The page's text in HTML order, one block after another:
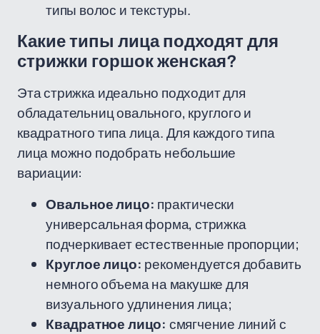
типы волос и текстуры.
Какие типы лица подходят для
стрижки горшок женская?
Эта стрижка идеально подходит для
обладательниц овального, круглого и
квадратного типа лица. Для каждого типа
лица можно подобрать небольшие
вариации:
Овальное лицо: практически
универсальная форма, стрижка
подчеркивает естественные пропорции;
Круглое лицо: рекомендуется добавить
немного объема на макушке для
визуального удлинения лица;
Квадратное лицо: смягчение линий с